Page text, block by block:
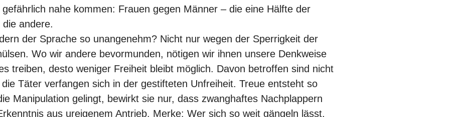
nahe kommen: Frauen gegen Männer – die eine Hälfte der
andere.
der Sprache so unangenehm? Nicht nur wegen der Sperrigkeit der
Wo wir andere bevormunden, nötigen wir ihnen unsere Denkweise
treiben, desto weniger Freiheit bleibt möglich. Davon betroffen sind nicht
Täter verfangen sich in der gestifteten Unfreiheit. Treue entsteht so
Manipulation gelingt, bewirkt sie nur, dass zwanghaftes Nachplappern
aus ureigenem Antrieb. Merke: Wer sich so weit gängeln lässt,